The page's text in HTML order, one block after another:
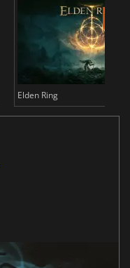
Elden Ring